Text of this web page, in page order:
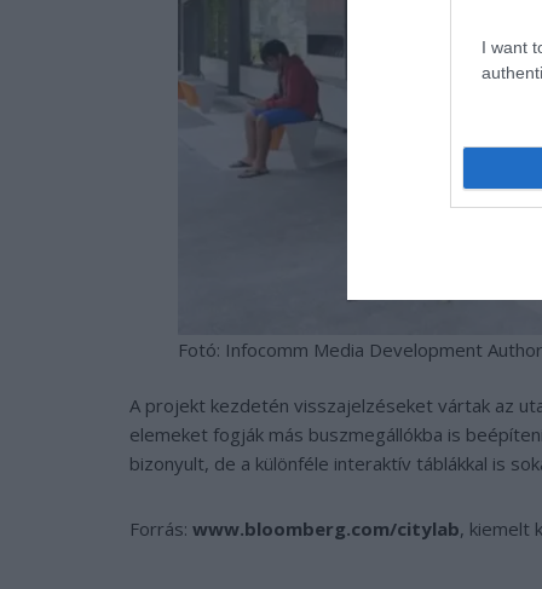
I want
Fotó: Infocomm Media Development
A projekt kezdetén visszajelzéseket vártak az
elemeket fogják más buszmegállókba is
bizonyult, de a különféle interaktív táblákkal is
Forrás: www.bloomberg.com/citylab, kiemelt